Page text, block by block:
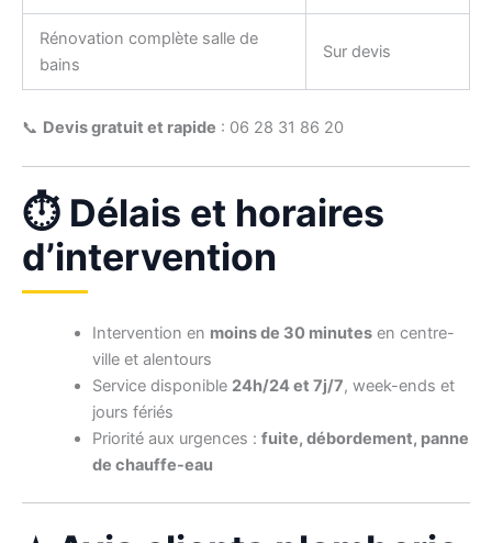
Rénovation complète salle de
bains
Sur devis
📞 Devis gratuit et rapide : 06 28 31 86 20
⏱️ Délais et horaires
d’intervention
Intervention en moins de 30 minutesen centre-
ville et alentours
Service disponible 24h/24 et 7j/7, week-ends et
jours fériés
Priorité aux urgences : fuite, débordement, panne
de chauffe-eau